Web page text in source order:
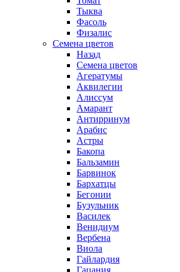
Тыква
Фасоль
Физалис
Семена цветов
Назад
Семена цветов
Агератумы
Аквилегии
Алиссум
Амарант
Антирринум
Арабис
Астры
Бакопа
Бальзамин
Барвинок
Бархатцы
Бегонии
Бузульник
Василек
Венидиум
Вербена
Виола
Гайлардия
Гацания